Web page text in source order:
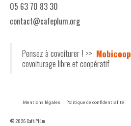
05 63 70 83 30
contact@cafeplum.org
Pensez à covoiturer ! >> Mobicoop
covoiturage libre et coopératif
Mentions légales Politique de confidentialité
© 2026 Café Plùm